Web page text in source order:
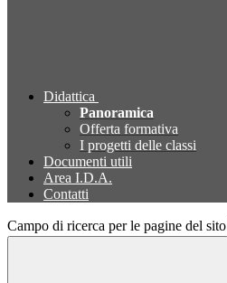
Didattica
Panoramica
Offerta formativa
I progetti delle classi
Documenti utili
Area I.D.A.
Contatti
Campo di ricerca per le pagine del sito